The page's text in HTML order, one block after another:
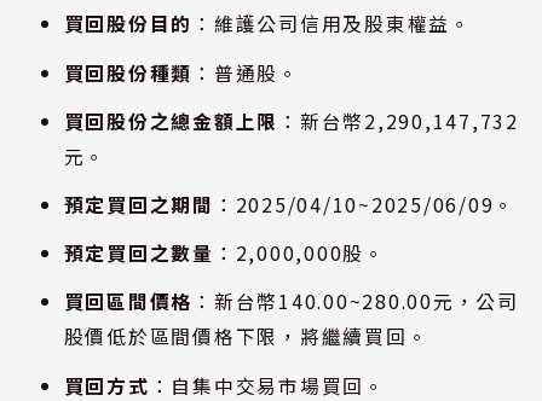
買回股份目的 ：維護公司信用及股東權益。
買回股份種類 ：普通股。
買回股份之總金額上限 ：新台幣2,290,147,732
元。
預定買回之期間 ：2025/04/10~2025/06/09。
預定買回之數量 ：2,000,000股。
買回區間價格 ：新台幣140.00~280.00元，公司
股價低於區間價格下限，將繼續買回。
買回方式 ：自集中交易市場買回。